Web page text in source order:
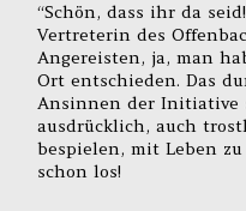
“Schön, dass ihr da
Vertreterin des
Angereisten, ja, man
Ort entschieden. Das
Ansinnen der Initiative
ausdrücklich, auch
bespielen, mit Leben
schon los!